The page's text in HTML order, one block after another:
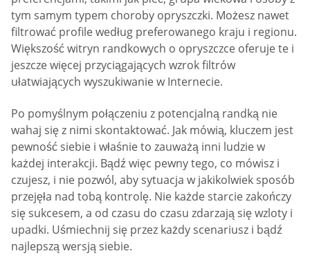
tym samym typem choroby opryszczki. Możesz nawet
filtrować profile według preferowanego kraju i regionu.
Większość witryn randkowych o opryszczce oferuje te i
jeszcze więcej przyciągających wzrok filtrów
ułatwiających wyszukiwanie w Internecie.
Po pomyślnym połączeniu z potencjalną randką nie
wahaj się z nimi skontaktować. Jak mówią, kluczem jest
pewność siebie i właśnie to zauważą inni ludzie w
każdej interakcji. Bądź więc pewny tego, co mówisz i
czujesz, i nie pozwól, aby sytuacja w jakikolwiek sposób
przejęła nad tobą kontrolę. Nie każde starcie zakończy
się sukcesem, a od czasu do czasu zdarzają się wzloty i
upadki. Uśmiechnij się przez każdy scenariusz i bądź
najlepszą wersją siebie.